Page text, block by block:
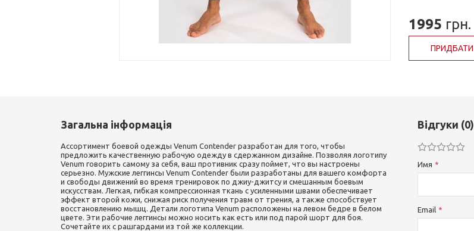
1995 грн.
ПРИДБАТИ
Загальна інформація
Ассортимент боевой одежды Venum Contender разработан для того, чтобы
предложить качественную рабочую одежду в сдержанном дизайне. Позволяя логотипу
Venum говорить самому за себя, ваш противник сразу поймет, что вы настроены
серьезно. Мужские леггинсы Venum Contender были разработаны для вашего комфорта
и свободы движений во время тренировок по джиу-джитсу и смешанным боевым
искусствам. Легкая, гибкая компрессионная ткань с усиленными швами обеспечивает
эффект второй кожи, снижая риск получения травм от трения, а также способствует
восстановлению мышц. Детали логотипа Venum расположены на левом бедре в белом
цвете. Эти рабочие леггинсы можно носить как есть или под парой шорт для боя.
Сочетайте их с рашгардами из той же коллекции.
Відгуки (0)
Имя
Email